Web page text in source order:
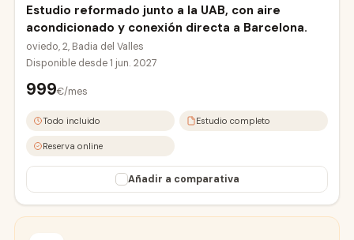
Estudio reformado junto a la UAB, con aire
acondicionado y conexión directa a Barcelona.
oviedo, 2, Badia del Valles
Disponible desde1 jun. 2027
999€/mes
Todo incluido Estudio completo
Reserva online
Añadir a comparativa